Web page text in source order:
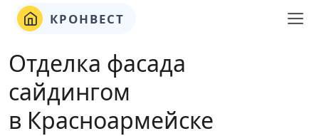
КРОНВЕСТ
Отделка фасада
сайдингом
в Красноармейске